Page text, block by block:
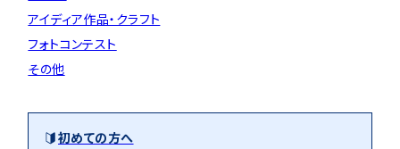
アイディア作品・クラフト
フォトコンテスト
その他
初めての方へ